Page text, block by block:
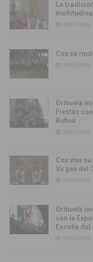
La
19/07/2026
Cox se
18/07/2026
Orihuela
Fiestas
Rufina
18/07/2026
Cox vive
Virgen del
17/07/2026
Orihuela
con la
Enseña del
17/07/2026